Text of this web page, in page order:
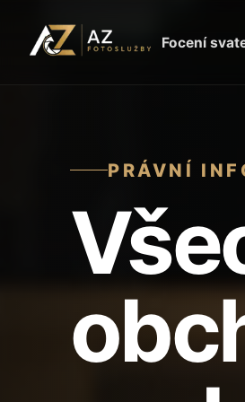
Focení
PRÁVNÍ